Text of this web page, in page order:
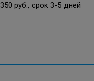
350 руб., срок 3-5 дней